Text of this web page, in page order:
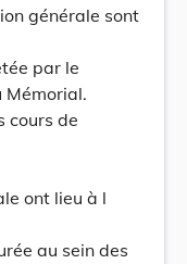
générale sont
par le
Mémorial.
cours de
ont lieu à l
au sein des